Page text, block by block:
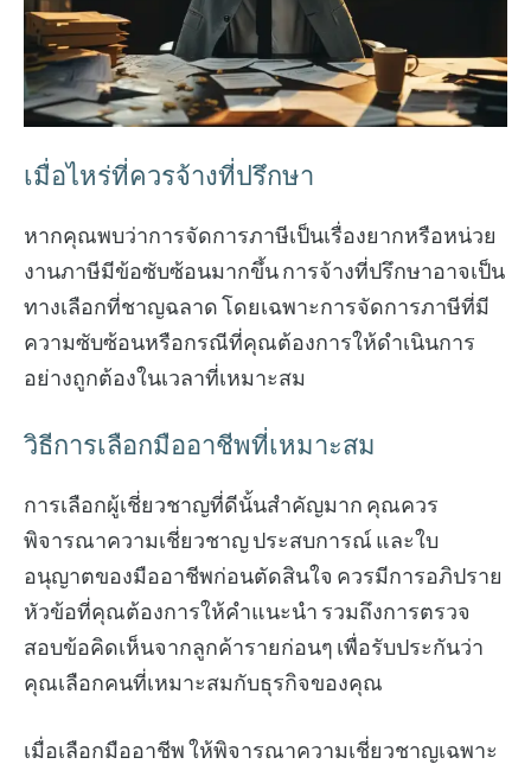
เมื่อไหร่ที่ควรจ้างที่ปรึกษา
หากคุณพบว่าการจัดการภาษีเป็นเรื่องยากหรือหน่วย
งานภาษีมีข้อซับซ้อนมากขึ้น การจ้างที่ปรึกษาอาจเป็น
ทางเลือกที่ชาญฉลาด โดยเฉพาะการจัดการภาษีที่มี
ความซับซ้อนหรือกรณีที่คุณต้องการให้ดำเนินการ
อย่างถูกต้องในเวลาที่เหมาะสม
วิธีการเลือกมืออาชีพที่เหมาะสม
การเลือกผู้เชี่ยวชาญที่ดีนั้นสำคัญมาก คุณควร
พิจารณาความเชี่ยวชาญ ประสบการณ์ และใบ
อนุญาตของมืออาชีพก่อนตัดสินใจ ควรมีการอภิปราย
หัวข้อที่คุณต้องการให้คำแนะนำ รวมถึงการตรวจ
สอบข้อคิดเห็นจากลูกค้ารายก่อนๆ เพื่อรับประกันว่า
คุณเลือกคนที่เหมาะสมกับธุรกิจของคุณ
เมื่อเลือกมืออาชีพ ให้พิจารณาความเชี่ยวชาญเฉพาะ